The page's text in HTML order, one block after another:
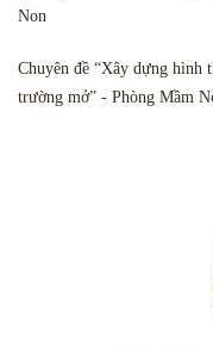
Non
Chuyên đề “Xây dựng hình
trường mở” - Phòng Mầm